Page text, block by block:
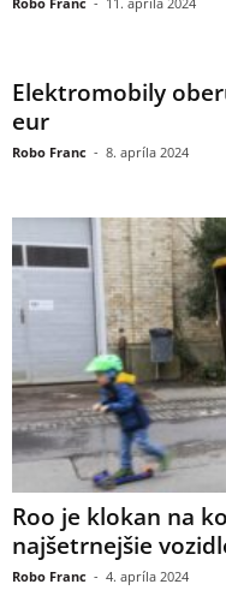
Elektromobily
eur
Robo Franc - 8. apríla 2024
Roo je klokan na
najšetrnejšie
Robo Franc - 4. apríla 2024